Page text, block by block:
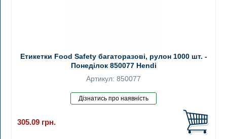
Етикетки Food Safety багаторазові, рулон 1000 шт. -
Понеділок 850077 Hendi
Артикул: 850077
305.09 грн.